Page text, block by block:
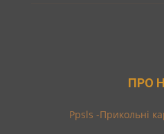
ПРО
Ppsls -Прикольні